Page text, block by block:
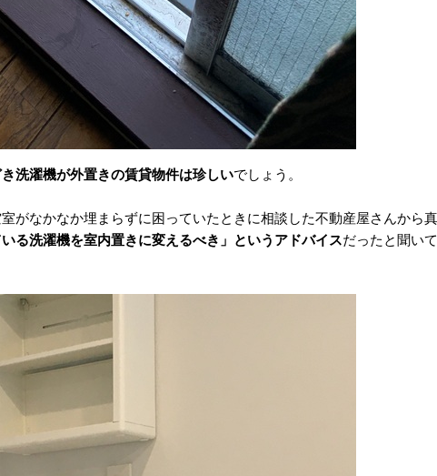
洗濯機が外置きの賃貸物件は珍しいでしょう。
がなかなか埋まらずに困っていたときに相談した不動産屋さんから真
る洗濯機を室内置きに変えるべき」というアドバイスだったと聞いて